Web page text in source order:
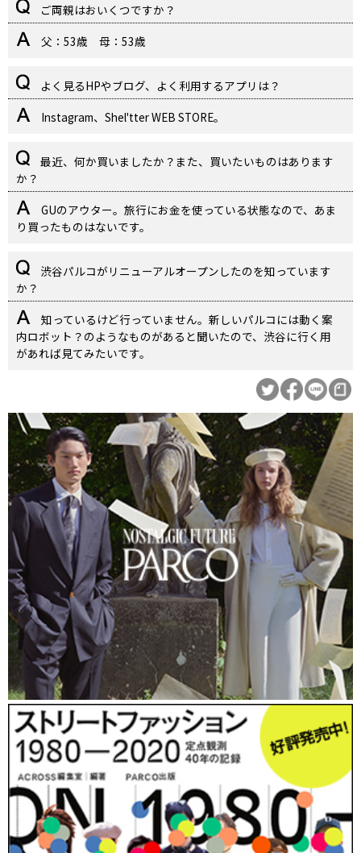
ご両親はおいくつですか？
父：53歳 母：53歳
よく見るHPやブログ、よく利用するアプリは？
Instagram、Shel'tter WEB STORE。
最近、何か買いましたか？また、買いたいものはあります
か？
GUのアウター。旅行にお金を使っている状態なので、あま
り買ったものはないです。
渋谷パルコがリニューアルオープンしたのを知っています
か？
知っているけど行っていません。新しいパルコには動く案
内ロボット？のようなものがあると聞いたので、渋谷に行く用
があれば見てみたいです。